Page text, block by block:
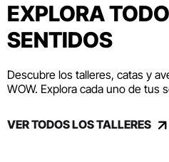
EXPLORA
SENTIDOS
Descubre los talleres, catas y
WOW. Explora cada uno de tus
VER TODOS LOS TALLERES